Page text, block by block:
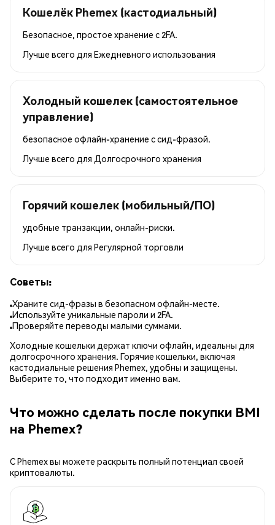
Кошелёк Phemex (кастодиальный)
Безопасное, простое хранение с 2FA.
Лучше всего для Ежедневного использования
Холодный кошелек (самостоятельное
управление)
безопасное офлайн-хранение с сид-фразой.
Лучше всего для Долгосрочного хранения
Горячий кошелек (мобильный/ПО)
удобные транзакции, онлайн-риски.
Лучше всего для Регулярной торговли
Советы:
Храните сид-фразы в безопасном офлайн-месте.
Используйте уникальные пароли и 2FA.
Проверяйте переводы малыми суммами.
Холодные кошельки держат ключи офлайн, идеальны для
долгосрочного хранения. Горячие кошельки, включая
кастодиальные решения Phemex, удобны и защищены.
Выберите то, что подходит именно вам.
Что можно сделать после покупки BMI
на Phemex?
С Phemex вы можете раскрыть полный потенциал своей
криптовалюты.